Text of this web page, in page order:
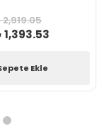
1,393.53
Ekle